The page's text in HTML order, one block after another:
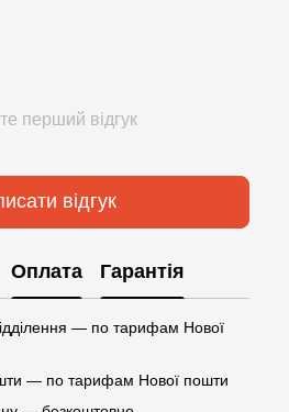
перший відгук
відгук
Оплата Гарантія
— по тарифам Нової
— по тарифам Нової пошти